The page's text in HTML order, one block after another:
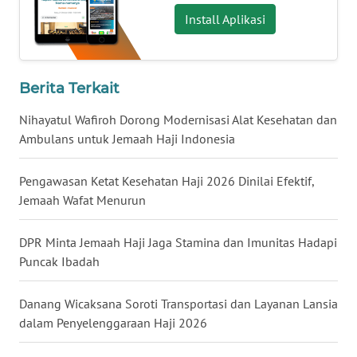
Install Aplikasi
Berita Terkait
Nihayatul Wafiroh Dorong Modernisasi Alat Kesehatan dan
Ambulans untuk Jemaah Haji Indonesia
Pengawasan Ketat Kesehatan Haji 2026 Dinilai Efektif,
Jemaah Wafat Menurun
DPR Minta Jemaah Haji Jaga Stamina dan Imunitas Hadapi
Puncak Ibadah
Danang Wicaksana Soroti Transportasi dan Layanan Lansia
dalam Penyelenggaraan Haji 2026
WN
BABEL
WN
WN
SUMSEL
WN
BENGKULU
WN
WN